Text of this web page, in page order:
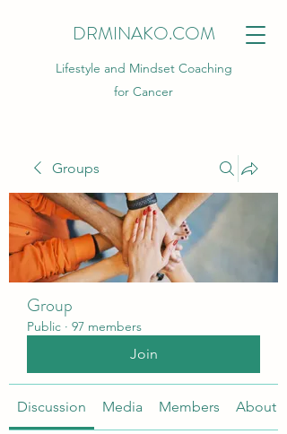
DRMINAKO.COM
Lifestyle and Mindset Coaching
for Cancer
Groups
Group
Public · 97 members
Join
Discussion Media Members About